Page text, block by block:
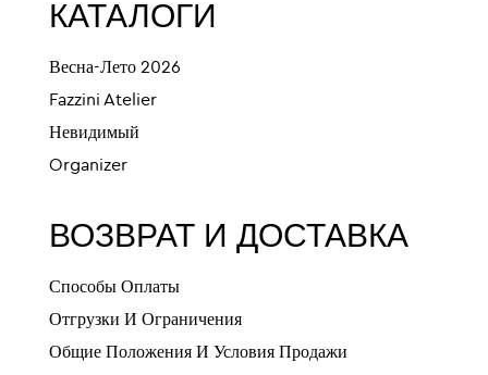
КАТАЛОГИ
Весна-Лето 2026
Fazzini Atelier
Невидимый
Organizer
ВОЗВРАТ И ДОСТАВКА
Способы Оплаты
Отгрузки И Ограничения
Общие Положения И Условия Продажи